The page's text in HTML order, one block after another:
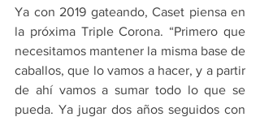
Ya con 2019 gateando, Caset piensa en
la próxima Triple Corona. “Primero que
necesitamos mantener la misma base de
caballos, que lo vamos a hacer, y a partir
de ahí vamos a sumar todo lo que se
pueda. Ya jugar dos años seguidos con